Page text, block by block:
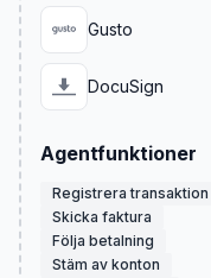
Gusto
DocuSign
Agentfunktioner
Registrera transaktion
Skicka faktura
Följa betalning
Stäm av konton